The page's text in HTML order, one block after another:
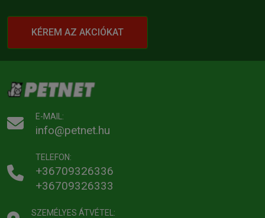
KÉREM AZ AKCIÓKAT
E-MAIL:
info@petnet.hu
TELEFON:
+36709326336
+36709326333
SZEMÉLYES ÁTVÉTEL: